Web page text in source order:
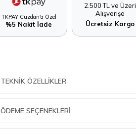
TKPAY Cüzdan'a Özel
%5 Nakit İade
2.500 TL ve Üzeri
Alışverişe
Ücretsiz Kargo
TEKNIK ÖZELLIKLER
ÖDEME SEÇENEKLERI